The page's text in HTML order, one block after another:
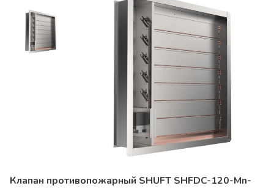
Клапан противопожарный SHUFT SHFDC-120-Mn-